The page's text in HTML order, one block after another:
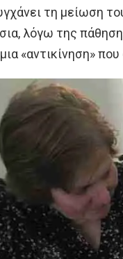
τη μείωση
λόγω της
«αντικίνηση»